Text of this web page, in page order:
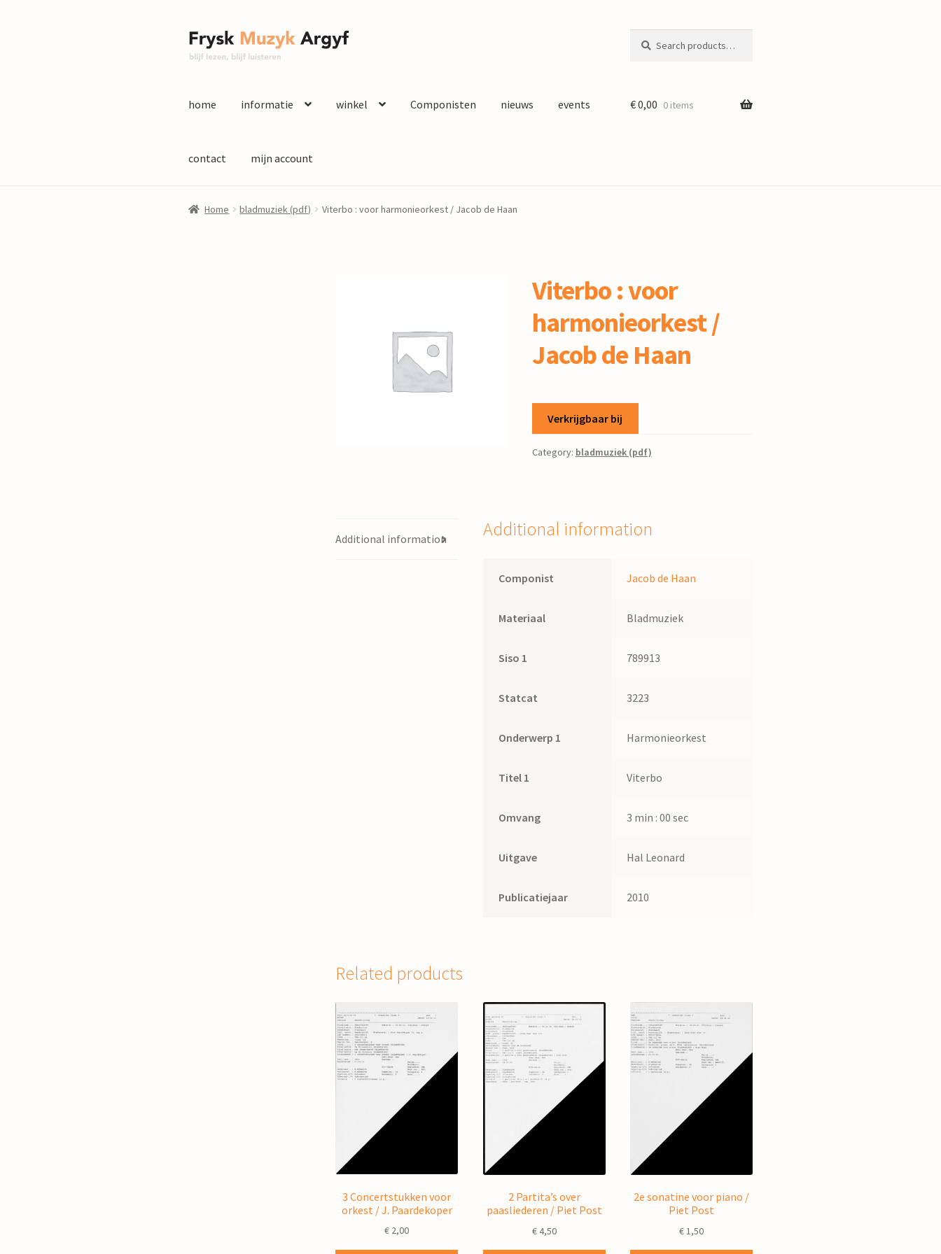
Ga
door
Ga
naar
for:
home informatie winkel Componisten nieuws events
contact mijn account
€0,00 0 items
Home bladmuziek (pdf) Viterbo : voor harmonieorkest / Jacob de Haan
Viterbo : voor
harmonieorkest /
Jacob de Haan
Verkrijgbaar bij
Category: bladmuziek (pdf)
Additional information Additional information
Componist Jacob de Haan
Materiaal Bladmuziek
Siso 1 789913
Statcat 3223
Onderwerp 1 Harmonieorkest
Titel 1 Viterbo
Omvang 3 min : 00 sec
Uitgave Hal Leonard
Publicatiejaar 2010
Related products
3 Concertstukken voor
orkest / J. Paardekoper
€ 2,00
2 Partita’s over
paasliederen / Piet Post
€4,50
2e sonatine voor piano /
Piet Post
€1,50